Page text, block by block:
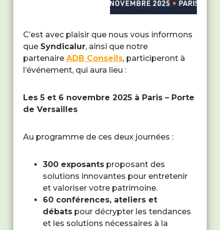
C’est avec plaisir que nous vous informons
que Syndicalur, ainsi que notre
partenaire ADB Conseils, participeront à
l’événement, qui aura lieu :
Les 5 et 6 novembre 2025 à Paris – Porte
de Versailles
Au programme de ces deux journées :
300 exposantsproposant des
solutions innovantes pour entretenir
et valoriser votre patrimoine.
60 conférences, ateliers et
débatspour décrypter les tendances
et les solutions nécessaires à la